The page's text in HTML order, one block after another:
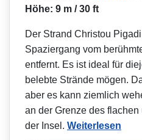
Höhe: 9 m / 30 ft
Der Strand Christou
Spaziergang vom
entfernt. Es ist ideal für
belebte Strände mögen.
aber es kann ziemlich
an der Grenze des
der Insel. Weiterlesen